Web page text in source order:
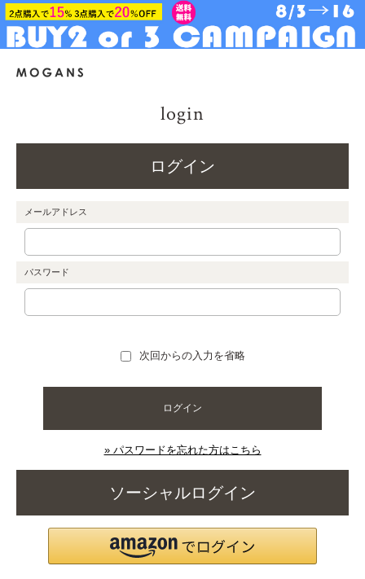
login
ログイン
メールアドレス
パスワード
次回からの入力を省略
ログイン
» パスワードを忘れた方はこちら
ソーシャルログイン